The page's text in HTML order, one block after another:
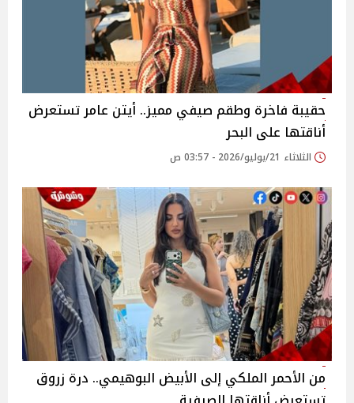
حقيبة فاخرة وطقم صيفي مميز.. أيتن عامر تستعرض
أناقتها على البحر
الثلاثاء 21/يوليو/2026 - 03:57 ص
من الأحمر الملكي إلى الأبيض البوهيمي.. درة زروق